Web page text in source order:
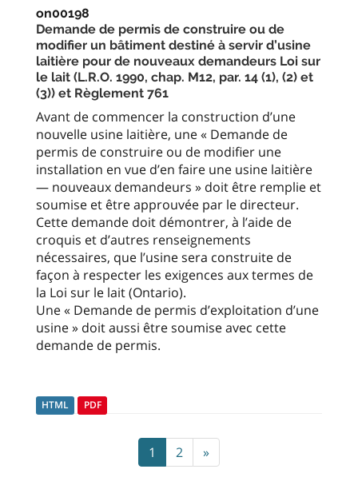
on00198
Demande de permis de construire ou de
modifier un bâtiment destiné à servir d’usine
laitière pour de nouveaux demandeurs Loi sur
le lait (L.R.O. 1990, chap. M12, par. 14 (1), (2) et
(3)) et Règlement 761
Avant de commencer la construction d’une
nouvelle usine laitière, une « Demande de
permis de construire ou de modifier une
installation en vue d’en faire une usine laitière
— nouveaux demandeurs » doit être remplie et
soumise et être approuvée par le directeur.
Cette demande doit démontrer, à l’aide de
croquis et d’autres renseignements
nécessaires, que l’usine sera construite de
façon à respecter les exigences aux termes de
la Loi sur le lait (Ontario).
Une « Demande de permis d’exploitation d’une
usine » doit aussi être soumise avec cette
demande de permis.
HTML PDF
1 2 »